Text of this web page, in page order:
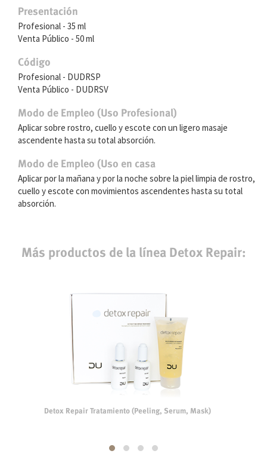
Presentación
Profesional - 35 ml
Venta Público - 50 ml
Código
Profesional - DUDRSP
Venta Público - DUDRSV
Modo de Empleo (Uso Profesional)
Aplicar sobre rostro, cuello y escote con un ligero masaje
ascendente hasta su total absorción.
Modo de Empleo (Uso en casa
Aplicar por la mañana y por la noche sobre la piel limpia de rostro,
cuello y escote con movimientos ascendentes hasta su total
absorción.
Más productos de la línea Detox Repair:
Detox Repair Tratamiento (Peeling, Serum, Mask)